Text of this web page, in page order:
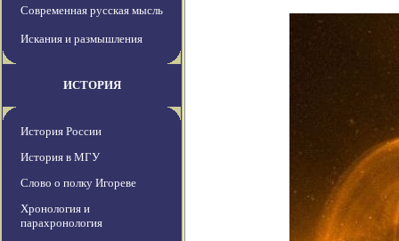
Современная русская мысль
Искания и размышления
ИСТОРИЯ
История России
История в МГУ
Слово о полку Игореве
Хронология и
парахронология